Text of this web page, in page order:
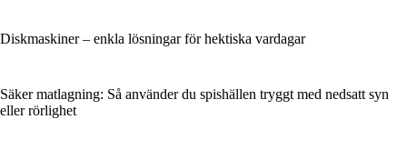
Diskmaskiner – enkla lösningar för hektiska vardagar
Säker matlagning: Så använder du spishällen tryggt med nedsatt syn
eller rörlighet